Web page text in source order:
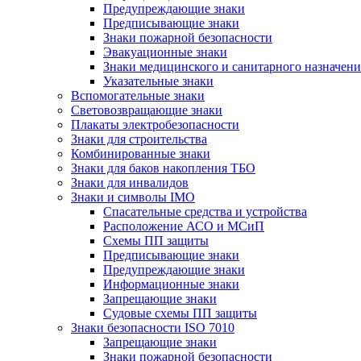
Предупреждающие знаки
Предписывающие знаки
Знаки пожарной безопасности
Эвакуационные знаки
Знаки медицинского и санитарного
Указательные знаки
Вспомогательные знаки
Световозвращающие знаки
Плакаты электробезопасности
Знаки для строительства
Комбинированные знаки
Знаки для баков накопления ТБО
Знаки для инвалидов
Знаки и символы IMO
Спасательные средства и устройства
Расположение АСО и МСиП
Схемы ПП защиты
Предписывающие знаки
Предупреждающие знаки
Информационные знаки
Запрещающие знаки
Судовые схемы ПП защиты
Знаки безопасности ISO 7010
Запрещающие знаки
Знаки пожарной безопасности